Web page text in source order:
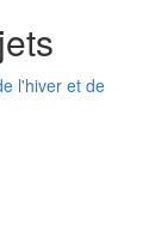
l'hiver et de